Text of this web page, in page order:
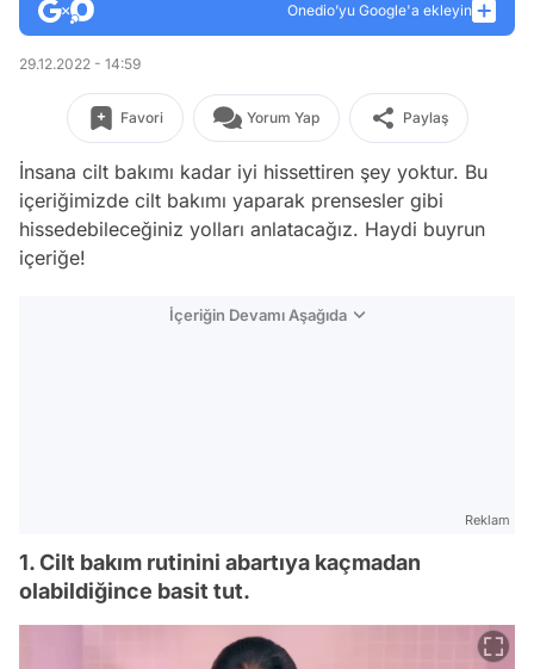
Onedio’yu Google'a ekleyin
29.12.2022 - 14:59
Favori Yorum Yap Paylaş
İnsana cilt bakımı kadar iyi hissettiren şey yoktur. Bu
içeriğimizde cilt bakımı yaparak prensesler gibi
hissedebileceğiniz yolları anlatacağız. Haydi buyrun
içeriğe!
İçeriğin Devamı Aşağıda
Reklam
1. Cilt bakım rutinini abartıya kaçmadan
olabildiğince basit tut.